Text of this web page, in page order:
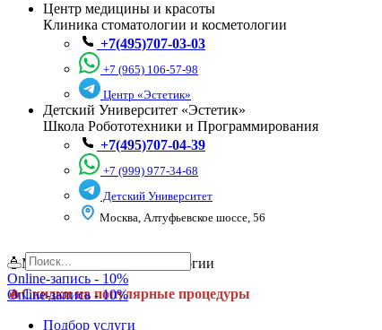
Центр медицины и красоты
Клиника стоматологии и косметологии
+7(495)707-03-03
+7 (965) 106-57-98
Центр «Эстетик»
Детский Университет «Эстетик»
Школа Робототехники и Программирования
+7(495)707-04-39
+7 (999) 977-34-68
Детский Университет
Москва, Алтуфьевское шоссе, 56
🧴Месяц красоты в косметологии
🔥Скидки на популярные процедуры
Online-запись - 10%
Online-запись - 10%
Подбор услуги